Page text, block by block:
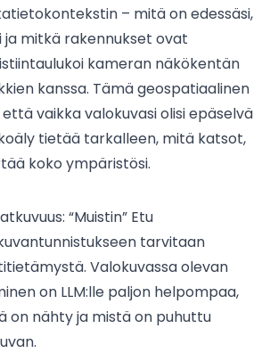
– mitä on edessäsi,
ja mitkä rakennukset ovat
kameran näkökentän
kanssa. Tämä geospatiaalinen
vaikka valokuvasi olisi epäselvä
tietää tarkalleen, mitä katsot,
koko ympäristösi.
“Muistin” Etu
tarvitaan
Valokuvassa olevan
on LLM:lle paljon helpompaa,
on nähty ja mistä on puhuttu